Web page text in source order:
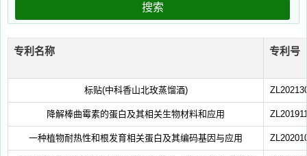
搜索
专利名称 专利号
标贴(中科香山北玫蒸馏酒)
降解棒曲霉素的蛋白及其相关生物材料和应用
一种植物耐热性和根发育相关蛋白及其编码基因与应用